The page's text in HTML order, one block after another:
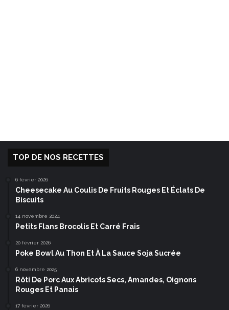
TOP DE NOS RECETTES
6 février 2026
Cheesecake Au Coulis De Fruits Rouges Et Éclats De
Biscuits
14 novembre 2024
Petits Flans Brocolis Et Carré Frais
20 février 2026
Poke Bowl Au Thon Et À La Sauce Soja Sucrée
6 novembre 2025
Rôti De Porc Aux Abricots Secs, Amandes, Oignons
Rouges Et Panais
17 février 2026